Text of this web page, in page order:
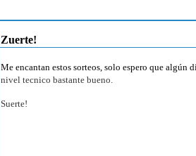
Zuerte!
Me encantan estos sorteos, solo espero que algún
nivel tecnico bastante bueno.
Suerte!